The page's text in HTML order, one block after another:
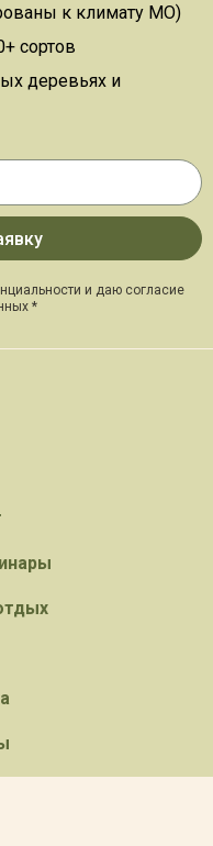
к климату МО)
сортов
деревьях и
и даю согласие
*